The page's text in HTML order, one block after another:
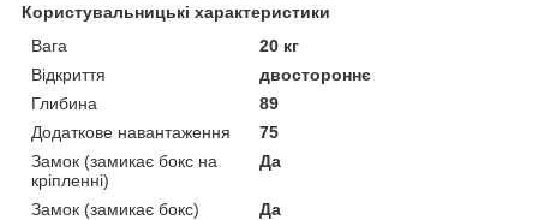
Користувальницькі характеристики
Вага
20 кг
Відкриття
двостороннє
Глибина
89
Додаткове навантаження
75
Замок (замикає бокс на
кріпленні)
Да
Замок (замикає бокс)
Да